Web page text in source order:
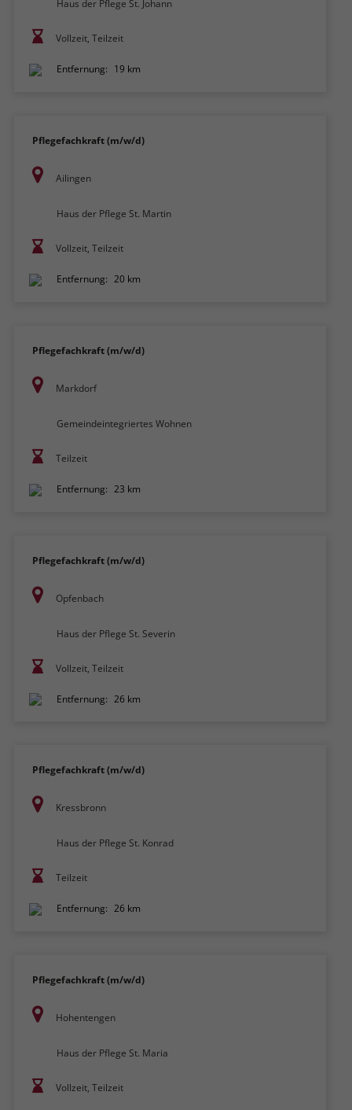
Haus der Pflege St. Johann
Vollzeit, Teilzeit
Entfernung: 19 km
Pflegefachkraft (m/w/d)
Ailingen
Haus der Pflege St. Martin
Vollzeit, Teilzeit
Entfernung: 20 km
Pflegefachkraft (m/w/d)
Markdorf
Gemeindeintegriertes Wohnen
Teilzeit
Entfernung: 23 km
Pflegefachkraft (m/w/d)
Opfenbach
Haus der Pflege St. Severin
Vollzeit, Teilzeit
Entfernung: 26 km
Pflegefachkraft (m/w/d)
Kressbronn
Haus der Pflege St. Konrad
Teilzeit
Entfernung: 26 km
Pflegefachkraft (m/w/d)
Hohentengen
Haus der Pflege St. Maria
Vollzeit, Teilzeit